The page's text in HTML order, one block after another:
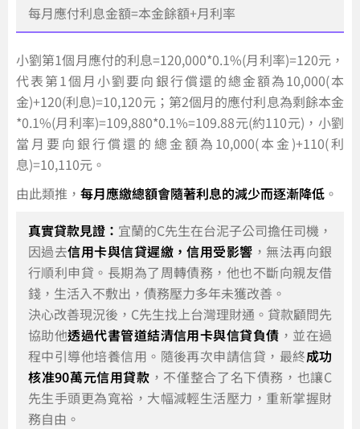
每月應付利息金額=本金餘額+月利率
小劉第1個月應付的利息=120,000*0.1%(月利率)=120元，
代表第1個月小劉要向銀行償還的總金額為10,000(本
金)+120(利息)=10,120元；第2個月的應付利息為剩餘本金
*0.1%(月利率)=109,880*0.1%=109.88元(約110元)，小劉
當月要向銀行償還的總金額為10,000(本金)+110(利
息)=10,110元。
由此類推， 每月應繳總額會隨著利息的減少而逐漸降低 。
真實貸款見證： 宜蘭的C先生在台泥子公司擔任司機，
因過去信用卡與信貸遲繳，信用受影響 ，無法再向銀
行順利申貸。長期為了周轉債務，他也不斷向親友借
錢，生活入不敷出，債務壓力多年未獲改善。
決心改善現況後，C先生找上台灣理財通。貸款顧問先
協助他透過代書管道結清信用卡與信貸負債 ，並在過
程中引導他培養信用。隨後再次申請信貸，最終成功
核准90萬元信用貸款 ，不僅整合了名下債務，也讓C
先生手頭更為寬裕，大幅減輕生活壓力，重新掌握財
務自由。